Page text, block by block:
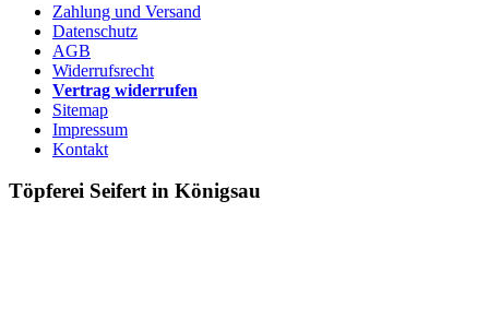
Zahlung und Versand
Datenschutz
AGB
Widerrufsrecht
Vertrag widerrufen
Sitemap
Impressum
Kontakt
Töpferei Seifert in Königsau